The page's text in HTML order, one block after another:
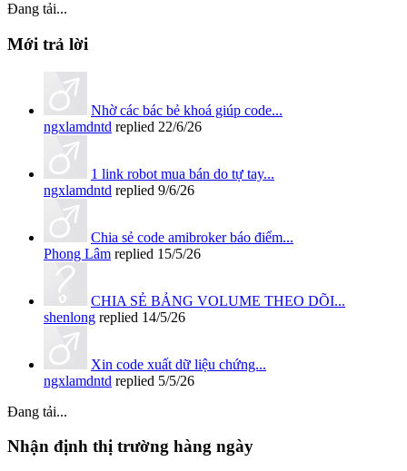
Đang tải...
Mới trả lời
Nhờ các bác bẻ khoá giúp code...
ngxlamdntd replied 22/6/26
1 link robot mua bán do tự tay...
ngxlamdntd replied 9/6/26
Chia sẻ code amibroker báo điểm...
Phong Lâm replied 15/5/26
CHIA SẺ BẢNG VOLUME THEO DÕI...
shenlong replied 14/5/26
Xin code xuất dữ liệu chứng...
ngxlamdntd replied 5/5/26
Đang tải...
Nhận định thị trường hàng ngày